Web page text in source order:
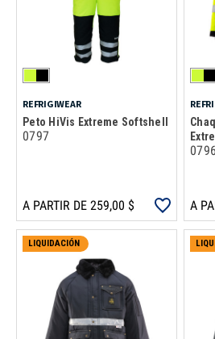
REFRIGIWEAR
Peto HiVis Extreme Softshell
0797
A PARTIR DE 259,00 $
0796
A
LIQUIDACIÓN